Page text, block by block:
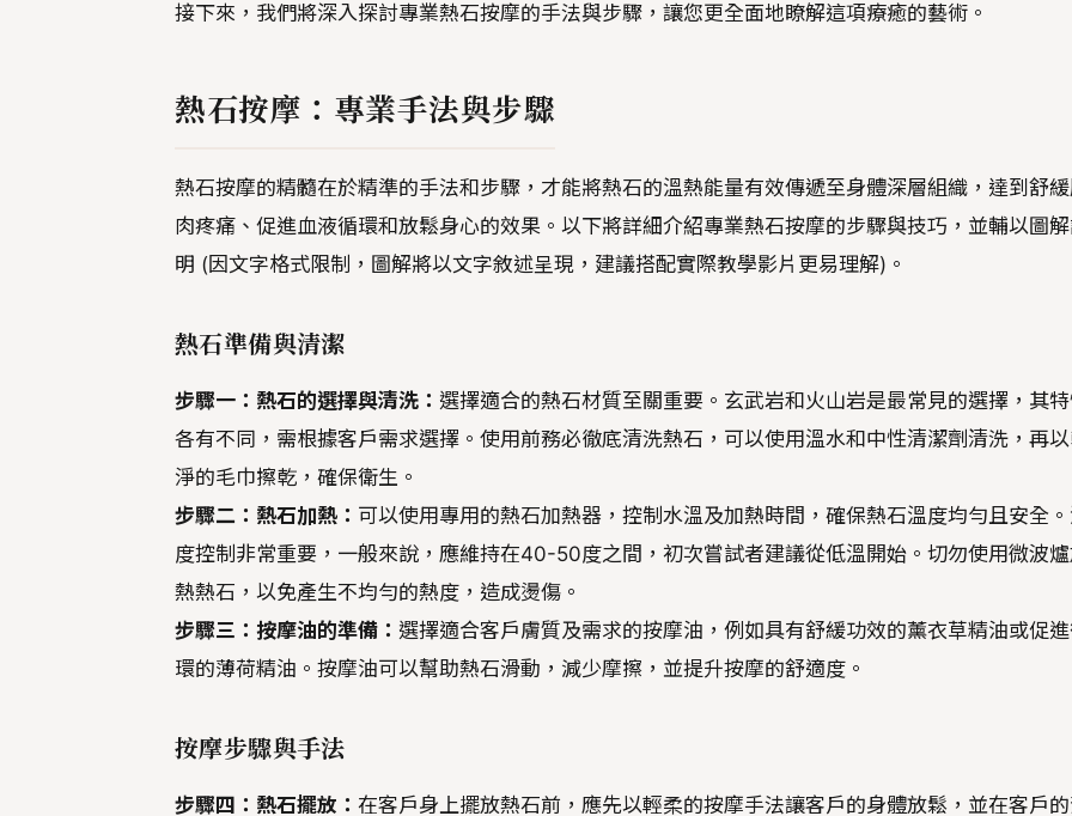
接下來，我們將深入探討專業熱石按摩的手法與步驟，讓您更全面地瞭解這項療癒的藝術。
熱石按摩：專業手法與步驟
熱石按摩的精髓在於精準的手法和步驟，才能將熱石的溫熱能量有效傳遞至身體深層組織，達到舒
肉疼痛、促進血液循環和放鬆身心的效果。以下將詳細介紹專業熱石按摩的步驟與技巧，並輔以圖
明 (因文字格式限制，圖解將以文字敘述呈現，建議搭配實際教學影片更易理解)。
熱石準備與清潔
步驟一：熱石的選擇與清洗： 選擇適合的熱石材質至關重要。玄武岩和火山岩是最常見的選擇，其
各有不同，需根據客戶需求選擇。使用前務必徹底清洗熱石，可以使用溫水和中性清潔劑清洗，再
淨的毛巾擦乾，確保衛生。
步驟二：熱石加熱： 可以使用專用的熱石加熱器，控制水溫及加熱時間，確保熱石溫度均勻且安全。
度控制非常重要，一般來說，應維持在40-50度之間，初次嘗試者建議從低溫開始。切勿使用微波
熱熱石，以免產生不均勻的熱度，造成燙傷。
步驟三：按摩油的準備： 選擇適合客戶膚質及需求的按摩油，例如具有舒緩功效的薰衣草精油或促
環的薄荷精油。按摩油可以幫助熱石滑動，減少摩擦，並提升按摩的舒適度。
按摩步驟與手法
步驟四：熱石擺放： 在客戶身上擺放熱石前，應先以輕柔的按摩手法讓客戶的身體放鬆，並在客戶